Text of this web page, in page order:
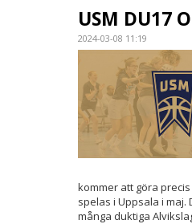
USM DU17
2024-03-08 11:19
kommer att göra
spelas i Uppsala i
många duktiga